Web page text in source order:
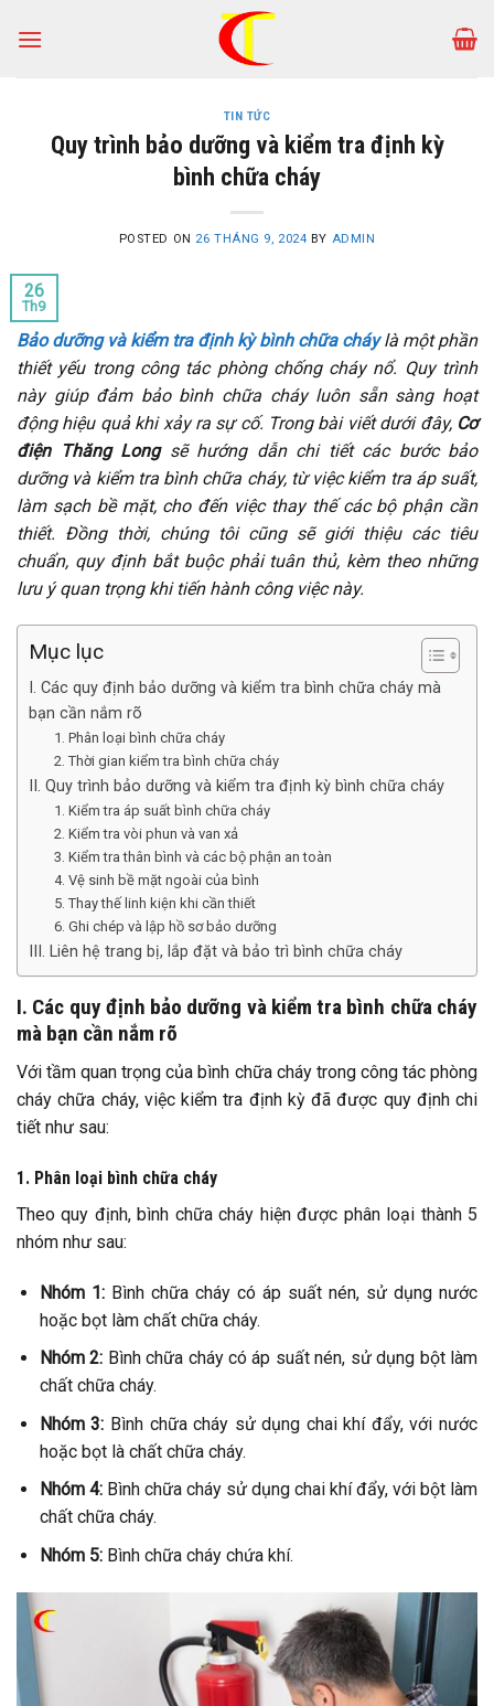
TIN TỨC
Quy trình bảo dưỡng và kiểm tra định kỳ
bình chữa cháy
POSTED ON 26 THÁNG 9, 2024 BY ADMIN
26
Th9
Bảo dưỡng và kiểm tra định kỳ bình chữa cháylà một phần
thiết yếu trong công tác phòng chống cháy nổ. Quy trình
này giúp đảm bảo bình chữa cháy luôn sẵn sàng hoạt
động hiệu quả khi xảy ra sự cố. Trong bài viết dưới đây,Cơ
điện Thăng Longsẽ hướng dẫn chi tiết các bước bảo
dưỡng và kiểm tra bình chữa cháy, từ việc kiểm tra áp suất,
làm sạch bề mặt, cho đến việc thay thế các bộ phận cần
thiết. Đồng thời, chúng tôi cũng sẽ giới thiệu các tiêu
chuẩn, quy định bắt buộc phải tuân thủ, kèm theo những
lưu ý quan trọng khi tiến hành công việc này.
Mục lục
I. Các quy định bảo dưỡng và kiểm tra bình chữa cháy mà
bạn cần nắm rõ
1. Phân loại bình chữa cháy
2. Thời gian kiểm tra bình chữa cháy
II. Quy trình bảo dưỡng và kiểm tra định kỳ bình chữa cháy
1. Kiểm tra áp suất bình chữa cháy
2. Kiểm tra vòi phun và van xả
3. Kiểm tra thân bình và các bộ phận an toàn
4. Vệ sinh bề mặt ngoài của bình
5. Thay thế linh kiện khi cần thiết
6. Ghi chép và lập hồ sơ bảo dưỡng
III. Liên hệ trang bị, lắp đặt và bảo trì bình chữa cháy
I. Các quy định bảo dưỡng và kiểm tra bình chữa cháy
mà bạn cần nắm rõ
Với tầm quan trọng của bình chữa cháy trong công tác phòng
cháy chữa cháy, việc kiểm tra định kỳ đã được quy định chi
tiết như sau:
1. Phân loại bình chữa cháy
Theo quy định, bình chữa cháy hiện được phân loại thành 5
nhóm như sau:
Nhóm 1:Bình chữa cháy có áp suất nén, sử dụng nước
hoặc bọt làm chất chữa cháy.
Nhóm 2: Bình chữa cháy có áp suất nén, sử dụng bột làm
chất chữa cháy.
Nhóm 3: Bình chữa cháy sử dụng chai khí đẩy, với nước
hoặc bọt là chất chữa cháy.
Nhóm 4: Bình chữa cháy sử dụng chai khí đẩy, với bột làm
chất chữa cháy.
Nhóm 5: Bình chữa cháy chứa khí.